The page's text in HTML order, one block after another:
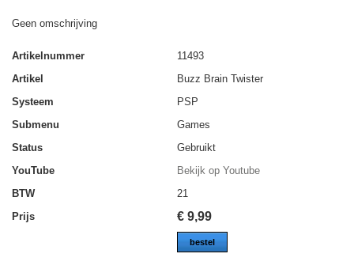
Geen omschrijving
Artikelnummer
11493
Artikel
Buzz Brain Twister
Systeem
PSP
Submenu
Games
Status
Gebruikt
YouTube
Bekijk op Youtube
BTW
21
Prijs
€ 9,99
bestel